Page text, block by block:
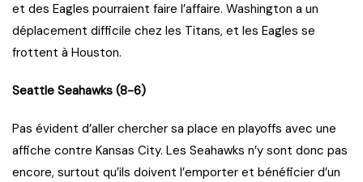
et des Eagles pourraient faire l’affaire. Washington a un
déplacement difficile chez les Titans, et les Eagles se
frottent à Houston.
Seattle Seahawks (8-6)
Pas évident d’aller chercher sa place en playoffs avec une
affiche contre Kansas City. Les Seahawks n’y sont donc pas
encore, surtout qu’ils doivent l’emporter et bénéficier d’un